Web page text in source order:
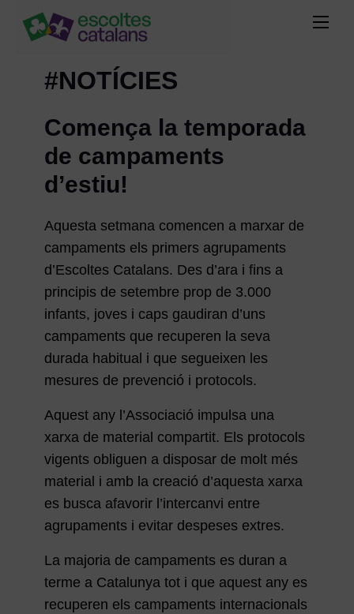
#NOTÍCIES
Comença la temporada
de campaments
d’estiu!
Aquesta setmana comencen a marxar de
campaments els primers agrupaments
d’Escoltes Catalans. Des d’ara i fins a
principis de setembre prop de 3.000
infants, joves i caps gaudiran d’uns
campaments que recuperen la seva
durada habitual i que segueixen les
mesures de prevenció i protocols.
Aquest any l’Associació impulsa una
xarxa de material compartit. Els protocols
vigents obliguen a disposar de molt més
material i amb la creació d’aquesta xarxa
es busca afavorir l’intercanvi entre
agrupaments i evitar despeses extres.
La majoria de campaments es duran a
terme a Catalunya tot i que aquest any es
recuperen els campaments internacionals